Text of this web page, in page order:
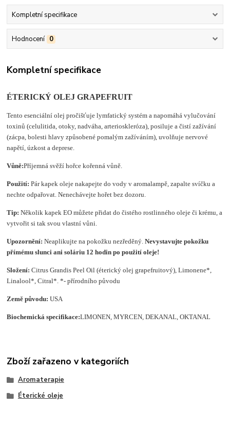
Kompletní specifikace
Hodnocení 0
Kompletní specifikace
ÉTERICKÝ OLEJ GRAPEFRUIT
Tento esenciální olej pročišťuje lymfatický systém a napomáhá vylučování
toxinů (celulitida, otoky, nadváha, arterioskleróza), posiluje a čistí zažívání
(zácpa, bolesti hlavy způsobené pomalým zažíváním), uvolňuje nervové
napětí, úzkost a deprese.
Vůně:Příjemná svěží hořce kořenná vůně.
Použití: Pár kapek oleje nakapejte do vody v aromalampě, zapalte svíčku a
nechte odpařovat. Nenechávejte hořet bez dozoru.
Tip: Několik kapek EO můžete přidat do čistého rostlinného oleje či krému, a
vytvořit si tak svou vlastní vůni.
Upozornění: Neaplikujte na pokožku nezředěný.Nevystavujte pokožku
přímému slunci ani soláriu 12 hodin po použití oleje!
Složení: Citrus Grandis Peel Oil (éterický olej grapefruitový), Limonene*,
Linalool*, Citral*. *- přírodního původu
Země původu:USA
Biochemická specifikace:LIMONEN, MYRCEN, DEKANAL, OKTANAL
Zboží zařazeno v kategoriích
Aromaterapie
Éterické oleje